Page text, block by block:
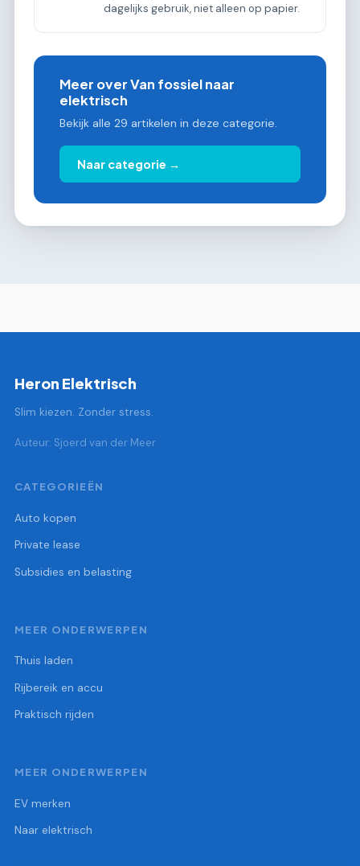
dagelijks gebruik, niet alleen op papier.
Meer over Van fossiel naar
elektrisch
Bekijk alle 29 artikelen in deze categorie.
Naar categorie →
Heron Elektrisch
Slim kiezen. Zonder stress.
Auteur: Sjoerd van der Meer
CATEGORIEËN
Auto kopen
Private lease
Subsidies en belasting
MEER ONDERWERPEN
Thuis laden
Rijbereik en accu
Praktisch rijden
MEER ONDERWERPEN
EV merken
Naar elektrisch